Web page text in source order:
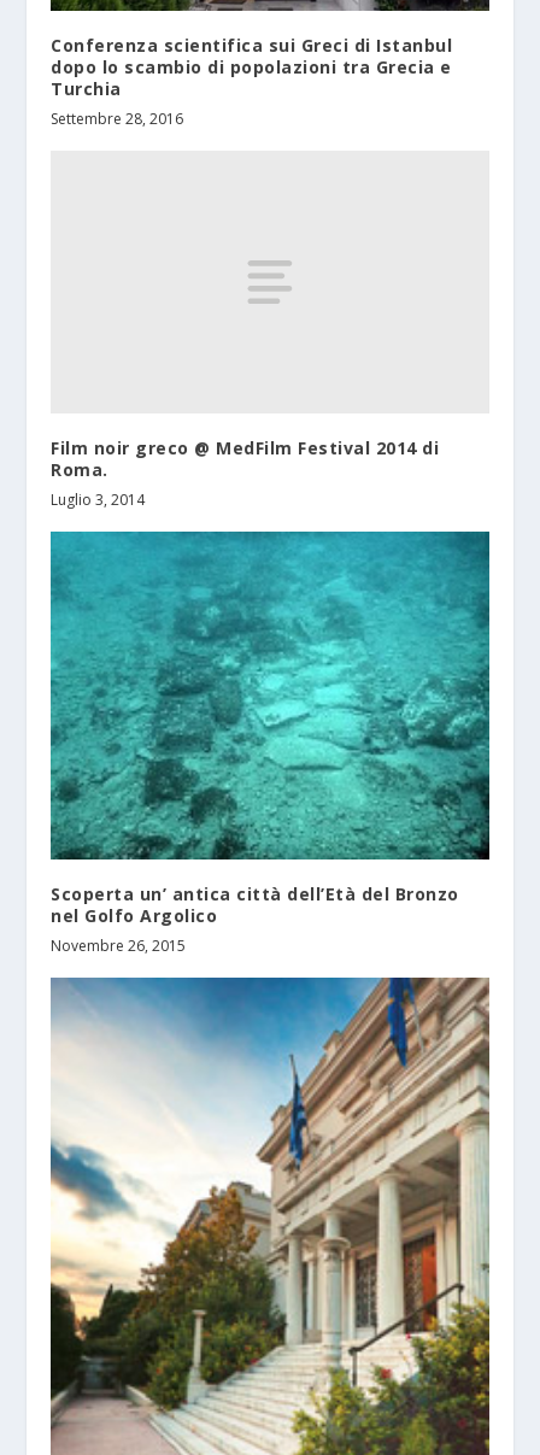
Conferenza scientifica sui Greci di Istanbul
dopo lo scambio di popolazioni tra Grecia e
Turchia
Settembre 28, 2016
Film noir greco @ MedFilm Festival 2014 di
Roma.
Luglio 3, 2014
Scoperta un’ antica città dell’Età del Bronzo
nel Golfo Argolico
Novembre 26, 2015